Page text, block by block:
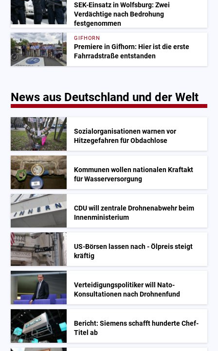
SEK-Einsatz in Wolfsburg: Zwei
Verdächtige nach Bedrohung
festgenommen
GIFHORN
Premiere in Gifhorn: Hier ist die erste
Fahrradstraße entstanden
News aus Deutschland und der Welt
Sozialorganisationen warnen vor
Hitzegefahren für Obdachlose
Kommunen wollen nationalen Kraftakt
für Wasserversorgung
CDU will zentrale Drohnenabwehr beim
Innenministerium
US-Börsen lassen nach - Ölpreis steigt
kräftig
Verteidigungspolitiker will Nato-
Konsultationen nach Drohnenfund
Bericht: Siemens schafft hunderte Chef-
Titel ab